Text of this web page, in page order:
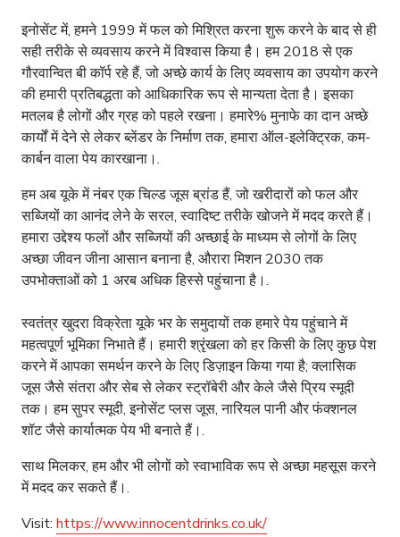
इनोसेंट में, हमने 1999 में फल को मिश्रित करना शुरू करने के बाद से ही
सही तरीके से व्यवसाय करने में विश्वास किया है। हम 2018 से एक
गौरवान्वित बी कॉर्प रहे हैं, जो अच्छे कार्य के लिए व्यवसाय का उपयोग करने
की हमारी प्रतिबद्धता को आधिकारिक रूप से मान्यता देता है। इसका
मतलब है लोगों और ग्रह को पहले रखना। हमारे% मुनाफे का दान अच्छे
कार्यों में देने से लेकर ब्लेंडर के निर्माण तक, हमारा ऑल-इलेक्ट्रिक, कम-
कार्बन वाला पेय कारखाना।.
हम अब यूके में नंबर एक चिल्ड जूस ब्रांड हैं, जो खरीदारों को फल और
सब्जियों का आनंद लेने के सरल, स्वादिष्ट तरीके खोजने में मदद करते हैं।
हमारा उद्देश्य फलों और सब्जियों की अच्छाई के माध्यम से लोगों के लिए
अच्छा जीवन जीना आसान बनाना है, औरारा मिशन 2030 तक
उपभोक्ताओं को 1 अरब अधिक हिस्से पहुंचाना है।.
स्वतंत्र खुदरा विक्रेता यूके भर के समुदायों तक हमारे पेय पहुंचाने में
महत्वपूर्ण भूमिका निभाते हैं। हमारी श्रृंखला को हर किसी के लिए कुछ पेश
करने में आपका समर्थन करने के लिए डिज़ाइन किया गया है; क्लासिक
जूस जैसे संतरा और सेब से लेकर स्ट्रॉबेरी और केले जैसे प्रिय स्मूदी
तक। हम सुपर स्मूदी, इनोसेंट प्लस जूस, नारियल पानी और फंक्शनल
शॉट जैसे कार्यात्मक पेय भी बनाते हैं।.
साथ मिलकर, हम और भी लोगों को स्वाभाविक रूप से अच्छा महसूस करने
में मदद कर सकते हैं।.
Visit: https://www.innocentdrinks.co.uk/